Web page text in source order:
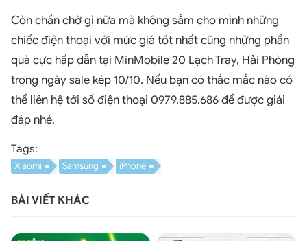
Còn chần chờ gì nữa mà không sắm cho mình những
chiếc điện thoại với mức giá tốt nhất cũng những phần
quà cực hấp dẫn tại MinMobile 20 Lạch Tray, Hải Phòng
trong ngày sale kép 10/10. Nếu bạn có thắc mắc nào có
thể liên hệ tới số điện thoại 0979.885.686 để được giải
đáp nhé.
Tags:
Xiaomi Samsung iPhone
BÀI VIẾT KHÁC